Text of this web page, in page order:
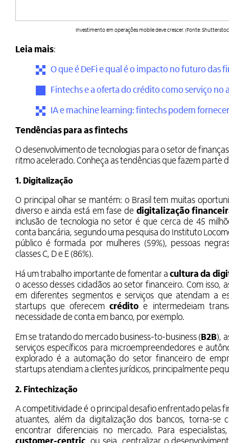
Investimento em operações mobile deve crescer. (Fonte:
Leia mais:
O que é DeFi e qual é o impacto no futuro das
Fintechs e a oferta do crédito como serviço
IA e machine learning: fintechs podem
Tendências para as fintechs
O desenvolvimento de tecnologias para o setor de
ritmo acelerado. Conheça as tendências que fazem parte
1. Digitalização
O principal olhar se mantém: o Brasil tem muitas
diverso e ainda está em fase de digitalização
inclusão de tecnologia no setor é que cerca de 45
conta bancária, segundo uma pesquisa do Instituto
público é formada por mulheres (59%), pessoas
classes C, D e E (86%).
Há um trabalho importante de fomentar acultura da
o acesso desses cidadãos ao setor financeiro. Com isso,
em diferentes segmentos e serviços que atendam a
startups que oferecemcréditoe intermedeiam
necessidade de conta em banco, por exemplo.
Em se tratando do mercado business-to-business (B2B),
serviços específicos para microempreendedores e
explorado é a automação do setor financeiro de
startups atendiam a clientes jurídicos, principalmente
2. Fintechização
A competitividade é o principal desafio enfrentado pelas
atuantes, além da digitalização dos bancos, torna-se
encontrar diferenciais no mercado. Para